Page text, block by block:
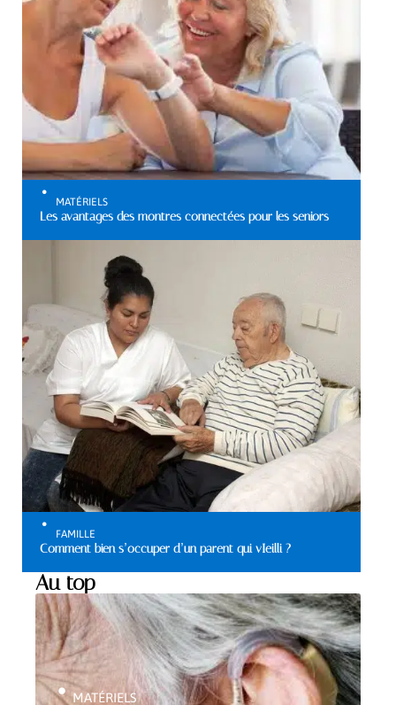
MATÉRIELS
Les avantages des montres connectées pour les seniors
FAMILLE
Comment bien s’occuper d’un parent qui vIeilli ?
Au top
MATÉRIELS